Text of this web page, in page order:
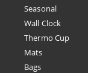
Seasonal
Wall Clock
Thermo Cup
Mats
Bags